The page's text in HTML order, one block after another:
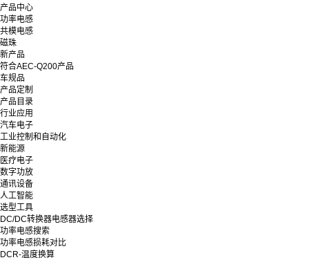
产品中心
功率电感
共模电感
磁珠
新产品
符合AEC-Q200产品
车规品
产品定制
产品目录
行业应用
汽车电子
工业控制和自动化
新能源
医疗电子
数字功放
通讯设备
人工智能
选型工具
DC/DC转换器电感器选择
功率电感搜索
功率电感损耗对比
DCR-温度换算